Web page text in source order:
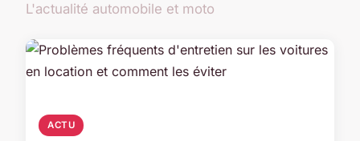
L'actualité automobile et moto
ACTU